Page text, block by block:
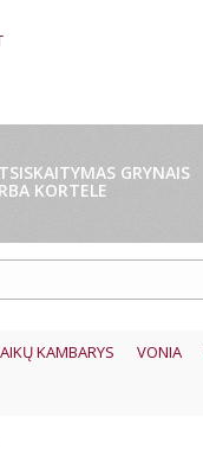
GRYNAIS
KORTELE
KAMBARYS VONIA